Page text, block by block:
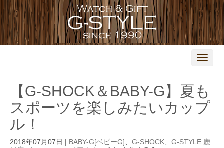
N
g
a
t
i
【G-SHOCK＆BABY-G】夏も
スポーツを楽しみたいカップ
ル！
2018年07月07日 | BABY-G[ベビーG] G-SHOCK
G-STYLE 鹿